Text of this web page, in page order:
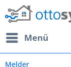
Menü
Melder